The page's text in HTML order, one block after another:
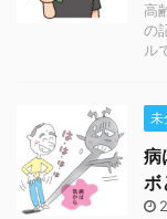
高
の
ル
未
病
ボ